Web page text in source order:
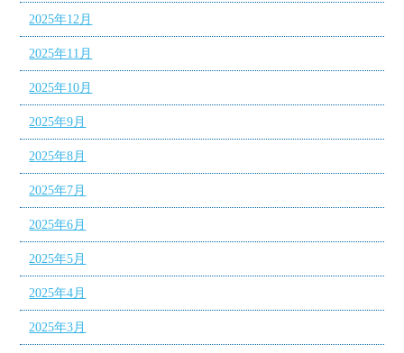
2025年12月
2025年11月
2025年10月
2025年9月
2025年8月
2025年7月
2025年6月
2025年5月
2025年4月
2025年3月